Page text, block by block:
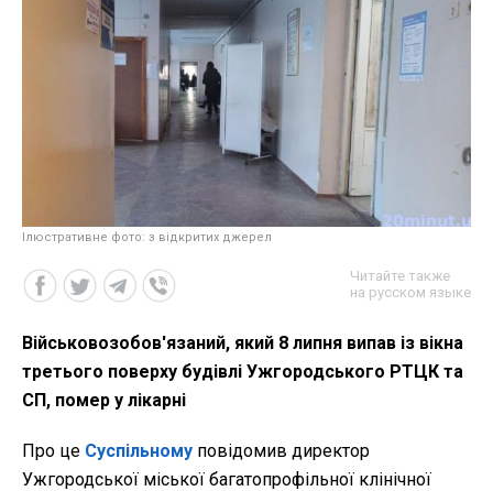
Ілюстративне фото: з відкритих джерел
Читайте также
на русском языке
Військовозобов'язаний, який 8 липня випав із вікна
третього поверху будівлі Ужгородського РТЦК та
СП, помер у лікарні
Про це Суспільному повідомив директор
Ужгородської міської багатопрофільної клінічної